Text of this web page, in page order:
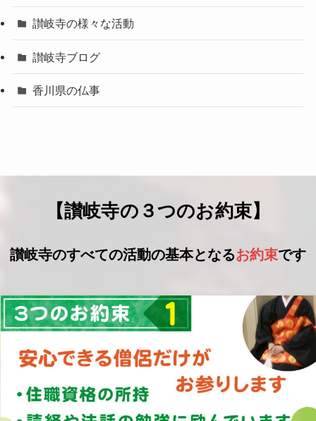
讃岐寺の様々な活動
讃岐寺ブログ
香川県の仏事
【讃岐寺の３つのお約束】
讃岐寺のすべての活動の基本となるお約束です